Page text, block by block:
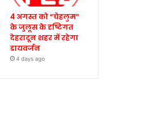
4 अगस्त को “चेहलुम”
के जुलूस के दृष्टिगत
देहरादून शहर में रहेगा
डायवर्जन
4 days ago